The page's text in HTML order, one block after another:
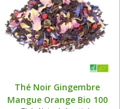
Thé Noir Gingembre
Mangue Orange Bio 100